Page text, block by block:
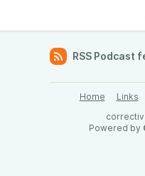
RSS Podcast
Home Links
Powered by